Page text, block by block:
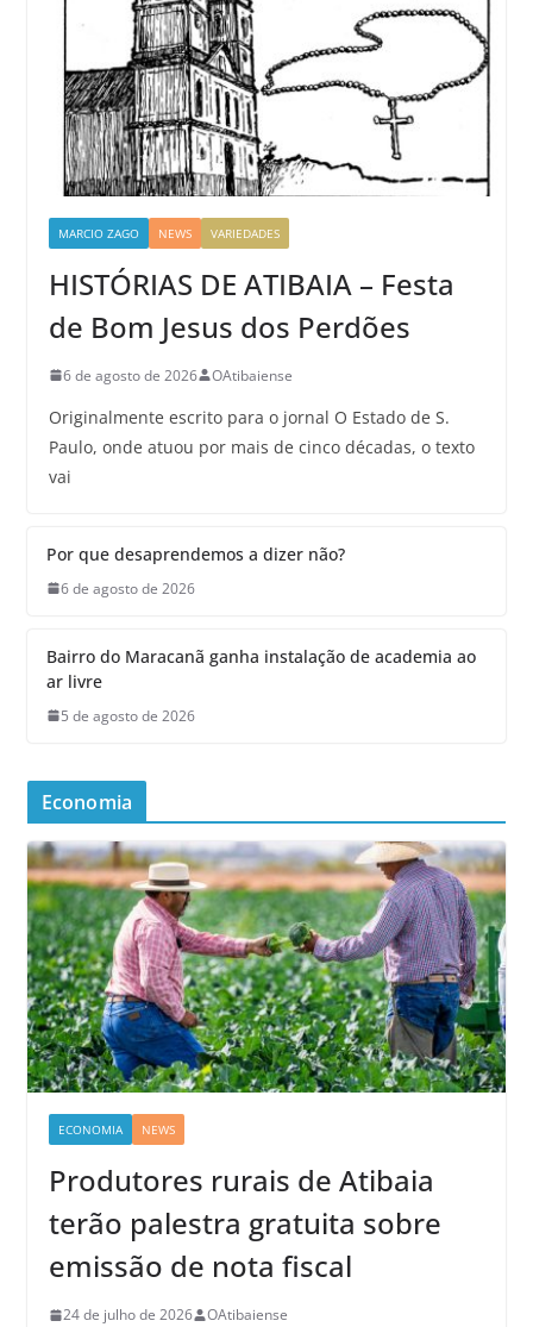
MARCIO ZAGO NEWS VARIEDADES
HISTÓRIAS DE ATIBAIA – Festa
de Bom Jesus dos Perdões
6 de agosto de 2026 OAtibaiense
Originalmente escrito para o jornal O Estado de S.
Paulo, onde atuou por mais de cinco décadas, o texto
vai
Por que desaprendemos a dizer não?
6 de agosto de 2026
Bairro do Maracanã ganha instalação de academia ao
ar livre
5 de agosto de 2026
Economia
ECONOMIA NEWS
Produtores rurais de Atibaia
terão palestra gratuita sobre
emissão de nota fiscal
24 de julho de 2026 OAtibaiense